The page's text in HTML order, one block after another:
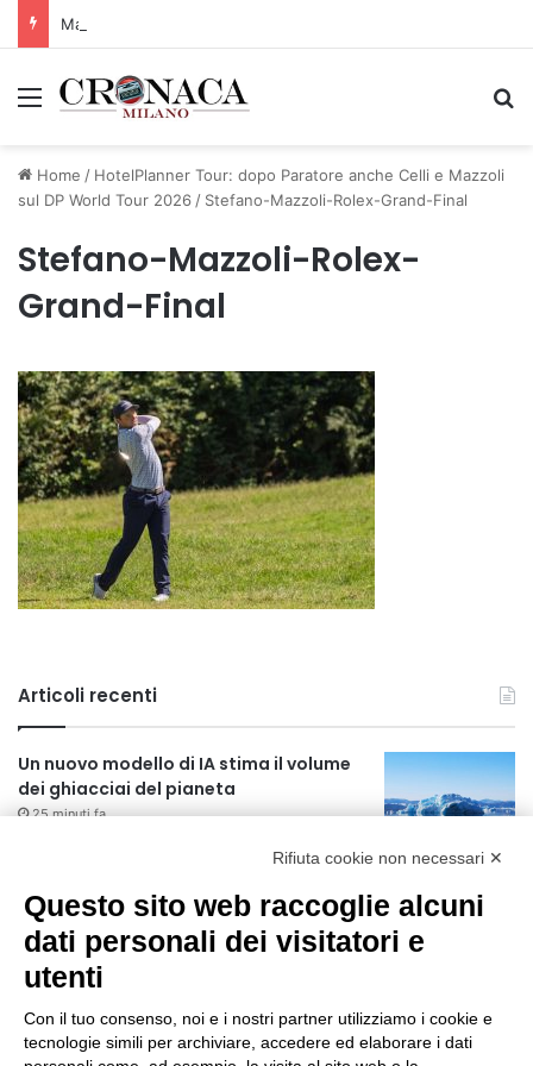
Menu
Home / HotelPlanner Tour: dopo Paratore anche Celli e Mazzoli
sul DP World Tour 2026 / Stefano-Mazzoli-Rolex-Grand-Final
Stefano-Mazzoli-Rolex-
Grand-Final
Articoli recenti
Un nuovo modello di IA stima il volume
dei ghiacciai del pianeta
25 minuti fa
Manutenzione strade, nel biennio
2026-27 investiti 56 milioni
18 ore fa
Il codice segreto dei neuroni: la
cervello
19 ore fa
Rifiuta cookie non necessari ✕
Questo sito web raccoglie alcuni
dati personali dei visitatori e
utenti
Con il tuo consenso, noi e i nostri partner utilizziamo i cookie e
tecnologie simili per archiviare, accedere ed elaborare i dati